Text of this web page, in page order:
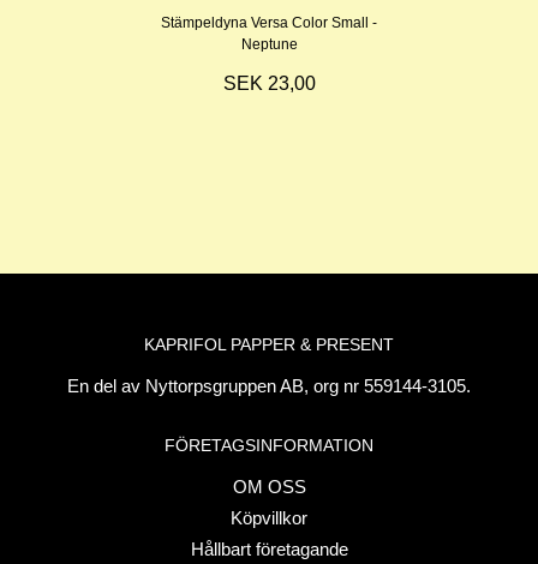
Stämpeldyna Versa Color Small -
Neptune
SEK 23,00
KAPRIFOL PAPPER & PRESENT
En del av Nyttorpsgruppen AB, org nr 559144-3105.
FÖRETAGSINFORMATION
OM OSS
Köpvillkor
Hållbart företagande